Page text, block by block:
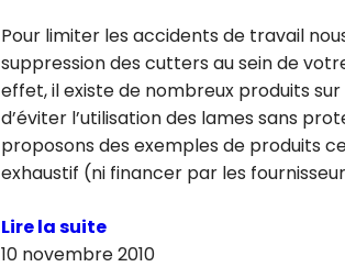
Pour limiter les accidents de travail
suppression des cutters au sein de
effet, il existe de nombreux produits
d’éviter l’utilisation des lames sans
proposons des exemples de produits
exhaustif (ni financer par les
Lire la suite
10 novembre 2010